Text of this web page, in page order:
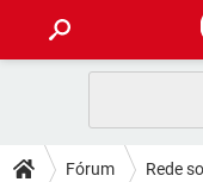
CELULAR
DICAS
Fórum Rede